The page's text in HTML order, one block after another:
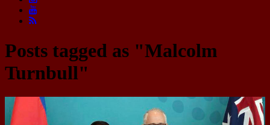
Posts tagged as "Malcolm
Turnbull"